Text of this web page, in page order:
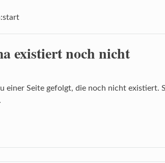
existiert noch nicht
einer Seite gefolgt, die noch nicht existiert.